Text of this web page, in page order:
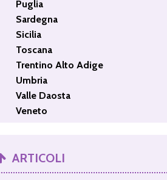
Puglia
Sardegna
Sicilia
Toscana
Trentino Alto Adige
Umbria
Valle Daosta
Veneto
ARTICOLI